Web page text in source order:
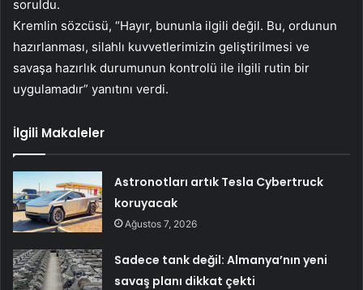
soruldu.
Kremlin sözcüsü, “Hayır, bununla ilgili değil. Bu, ordunun
hazırlanması, silahlı kuvvetlerimizin geliştirilmesi ve
savaşa hazırlık durumunun kontrolü ile ilgili rutin bir
uygulamadır” yanıtını verdi.
İlgili Makaleler
Astronotları artık Tesla Cybertruck
koruyacak
Ağustos 7, 2026
Sadece tank değil: Almanya’nın yeni
savaş planı dikkat çekti